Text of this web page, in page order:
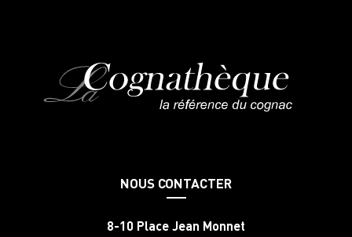
NOUS CONTACTER
8-10 Place Jean Monnet